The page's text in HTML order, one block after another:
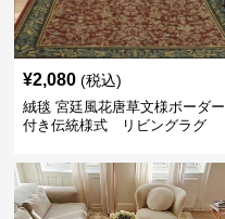
¥2,080 (税込)
絨毯 宮廷風花唐草文様ボーダー
付き伝統様式 リビングラグ